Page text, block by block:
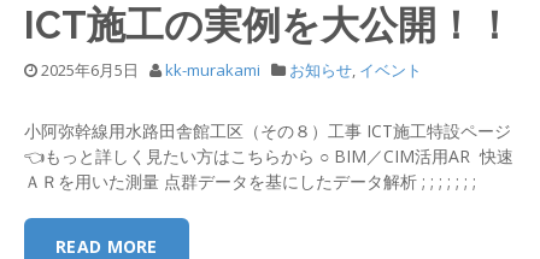
ICT施工の実例を大公開！！
2025年6月5日 kk-murakami お知らせ, イベント
小阿弥幹線用水路田舎館工区（その８）工事 ICT施工特設ページ
👈もっと詳しく見たい方はこちらから ○ BIM／CIM活用AR 快速
ＡＲを用いた測量 点群データを基にしたデータ解析 ; ; ; ; ; ; ;
READ MORE